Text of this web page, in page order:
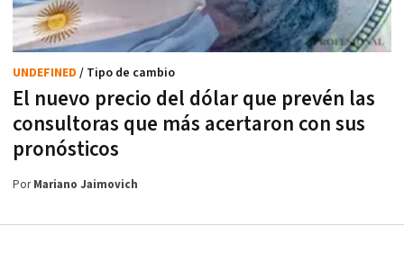
El nuevo precio del dólar que prevén las
consultoras que más acertaron con sus
pronósticos
UNDEFINED / Tipo de cambio
PorMariano Jaimovich